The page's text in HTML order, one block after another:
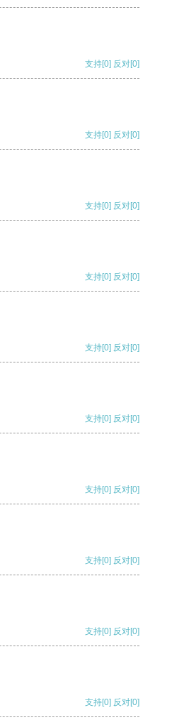
支持[0] 反对[0]
支持[0] 反对[0]
支持[0] 反对[0]
支持[0] 反对[0]
支持[0] 反对[0]
支持[0] 反对[0]
支持[0] 反对[0]
支持[0] 反对[0]
支持[0] 反对[0]
支持[0] 反对[0]